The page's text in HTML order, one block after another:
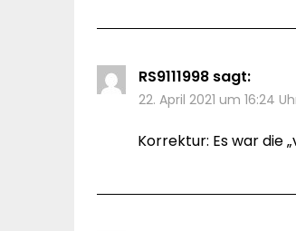
RS9111998 sagt:
22. April 2021 um 16:24
Korrektur: Es war die